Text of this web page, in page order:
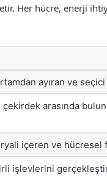
Her hücre, enerji
ayıran ve
çekirdek arasında
içeren ve hücresel
işlevlerini